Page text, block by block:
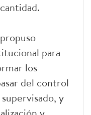
para
los
del control
y